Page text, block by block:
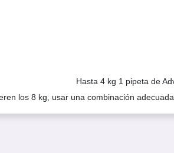
Hasta 4 kg 1 pipeta de
los 8 kg, usar una combinación